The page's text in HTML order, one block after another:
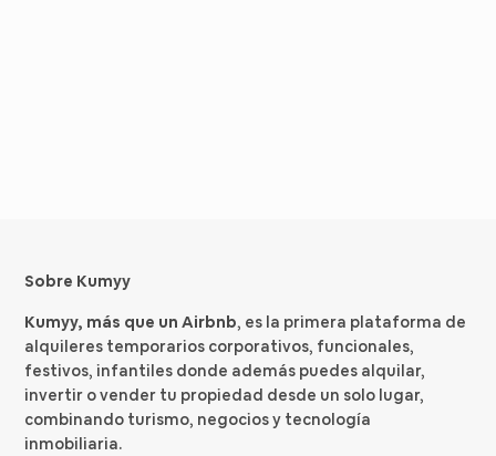
Sobre Kumyy
Kumyy, más que un Airbnb, es la primera plataforma de
alquileres temporarios corporativos, funcionales,
festivos, infantiles donde además puedes alquilar,
invertir o vender tu propiedad desde un solo lugar,
combinando turismo, negocios y tecnología
inmobiliaria.